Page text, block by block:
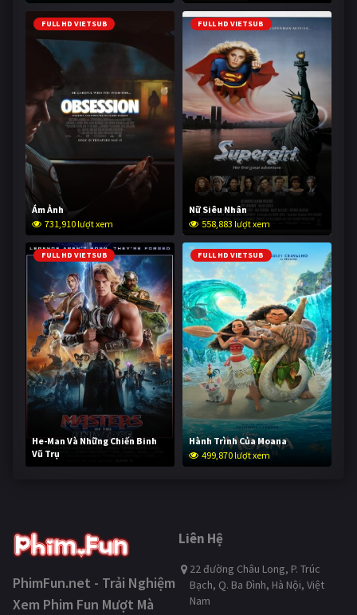
FULL HD VIETSUB
Ám Ảnh
731,910 lượt xem
FULL HD VIETSUB
Nữ Siêu Nhân
558,883 lượt xem
FULL HD VIETSUB
He-Man Và Những Chiến Binh
Vũ Trụ
249,317 lượt xem
FULL HD VIETSUB
Hành Trình Của Moana
499,870 lượt xem
PhimFun.net - Trải Nghiệm
Xem Phim Fun Mượt Mà
Liên Hệ
22 đường Châu Long, P. Trúc
Bạch, Q. Ba Đình, Hà Nội, Việt
Nam